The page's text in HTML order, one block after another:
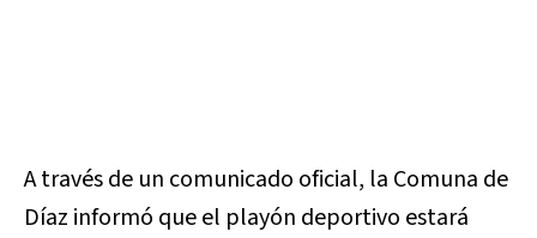
A través de un comunicado oficial, la Comuna de
Díaz informó que el playón deportivo estará